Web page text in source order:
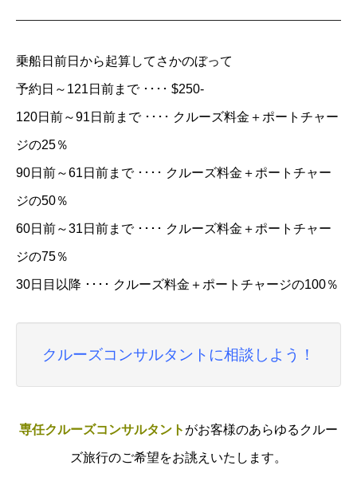
乗船日前日から起算してさかのぼって
予約日～121日前まで ････ $250-
120日前～91日前まで ････ クルーズ料金＋ポートチャー
ジの25％
90日前～61日前まで ････ クルーズ料金＋ポートチャー
ジの50％
60日前～31日前まで ････ クルーズ料金＋ポートチャー
ジの75％
30日目以降 ････ クルーズ料金＋ポートチャージの100％
クルーズコンサルタントに相談しよう！
専任クルーズコンサルタント がお客様のあらゆるクルー
ズ旅行のご希望をお誂えいたします。